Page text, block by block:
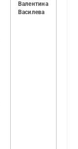
Валентина
Василева